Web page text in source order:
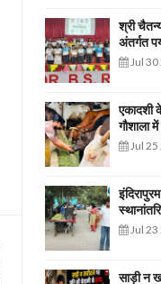
श्री
अंतर्गत
Jul 30
एकादशी
गौशाला
Jul 25
Jul 23
साड़ी न